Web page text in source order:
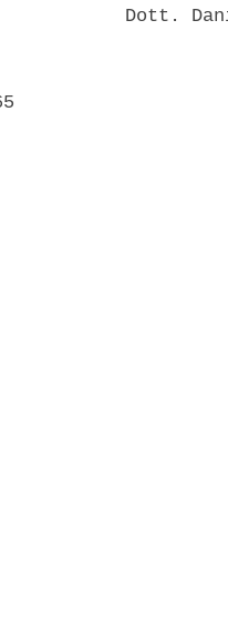
Dott.